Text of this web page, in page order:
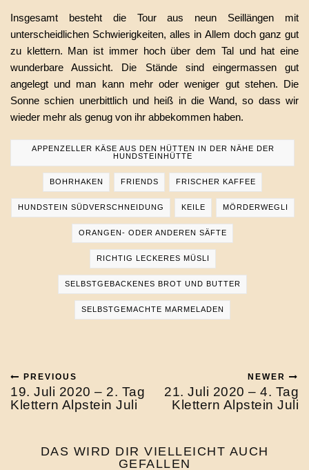
Insgesamt besteht die Tour aus neun Seillängen mit
unterscheidlichen Schwierigkeiten, alles in Allem doch ganz gut
zu klettern. Man ist immer hoch über dem Tal und hat eine
wunderbare Aussicht. Die Stände sind eingermassen gut
angelegt und man kann mehr oder weniger gut stehen. Die
Sonne schien unerbittlich und heiß in die Wand, so dass wir
wieder mehr als genug von ihr abbekommen haben.
APPENZELLER KÄSE AUS DEN HÜTTEN IN DER NÄHE DER
HUNDSTEINHÜTTE
BOHRHAKEN FRIENDS FRISCHER KAFFEE
HUNDSTEIN SÜDVERSCHNEIDUNG KEILE MÖRDERWEGLI
ORANGEN- ODER ANDEREN SÄFTE
RICHTIG LECKERES MÜSLI
SELBSTGEBACKENES BROT UND BUTTER
SELBSTGEMACHTE MARMELADEN
PREVIOUS
19. Juli 2020 – 2. Tag
Klettern Alpstein Juli
NEWER
21. Juli 2020 – 4. Tag
Klettern Alpstein Juli
DAS WIRD DIR VIELLEICHT AUCH
GEFALLEN